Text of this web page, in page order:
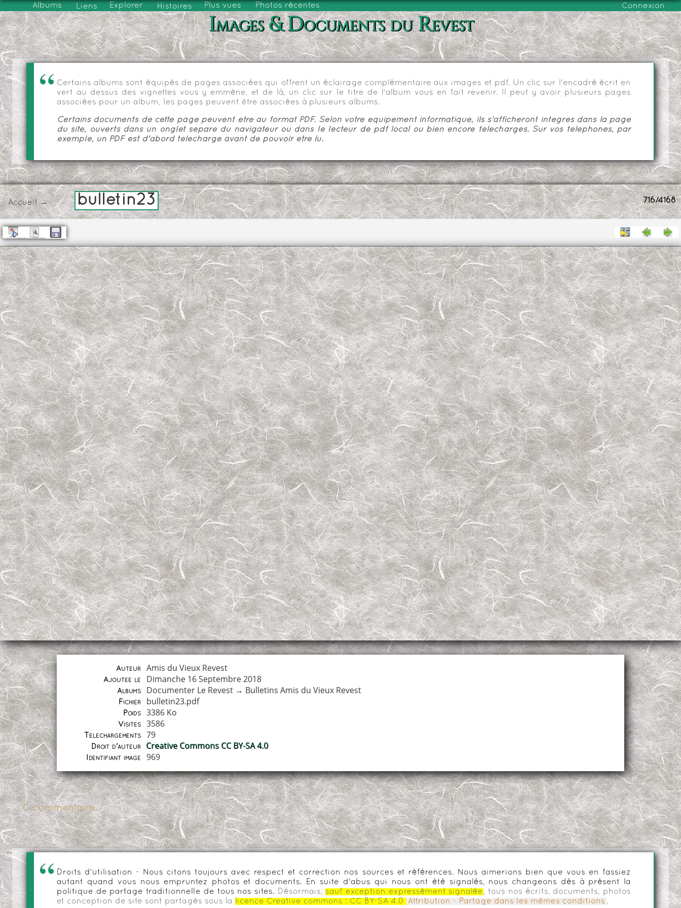
Albums Liens Explorer Histoires Plus vues Photos récentes Connexion
Images & Documents du Revest
Certains albums sont équipés de pages associées qui offrent un éclairage complémentaire aux images et pdf. Un clic sur l'encadré écrit en
vert au dessus des vignettes vous y emmène, et de là, un clic sur le titre de l'album vous en fait revenir. Il peut y avoir plusieurs pages
associées pour un album, les pages peuvent être associées à plusieurs albums.
Certains documents de cette page peuvent être au format PDF. Selon votre équipement informatique, ils s'afficheront intégrés dans la page
du site, ouverts dans un onglet séparé du navigateur ou dans le lecteur de pdf local ou bien encore téléchargés. Sur vos téléphones, par
exemple, un PDF est d'abord téléchargé avant de pouvoir être lu.
716/4168
Accueil→ bulletin23
Auteur Amis du Vieux Revest
Ajoutée le Dimanche 16 Septembre 2018
Albums Documenter Le Revest → Bulletins Amis du Vieux Revest
Fichier bulletin23.pdf
Poids 3386 Ko
Visites 3586
Téléchargements 79
Droit d'auteur Creative Commons CC BY-SA 4.0
Identifiant image 969
0 commentaire
Droits d'utilisation - Nous citons toujours avec respect et correction nos sources et références. Nous aimerions bien que vous en fassiez
autant quand vous nous empruntez photos et documents. En suite d'abus qui nous ont été signalés, nous changeons dès à présent la
politique de partage traditionnelle de tous nos sites.
Désormais, sauf exception expressément signalée
, tous nos écrits, documents, photos
et conception de site sont partagés sous la
licence Creative commons : CC BY-SA 4.0 Attribution - Partage dans les mêmes conditions .